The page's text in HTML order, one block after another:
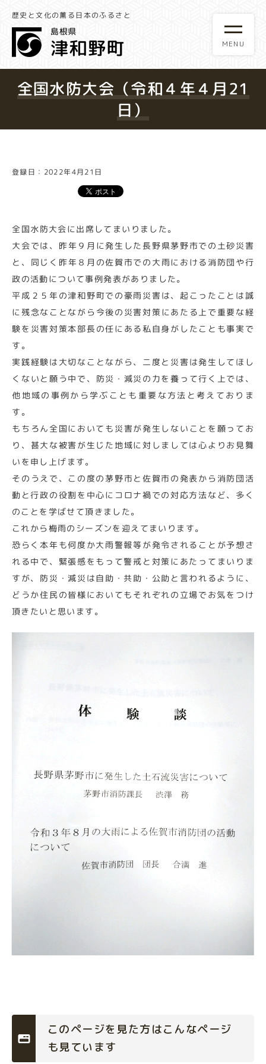
歴史と文化の薫る日本のふるさと
全国水防大会（令和４年４月21
日）
登録日：2022年4月21日
全国水防大会に出席してまいりました。
大会では、昨年９月に発生した長野県茅野市での土砂災害
と、同じく昨年８月の佐賀市での大雨における消防団や行
政の活動について事例発表がありました。
平成２５年の津和野町での豪雨災害は、起こったことは誠
に残念なことながら今後の災害対策にあたる上で重要な経
験を災害対策本部長の任にある私自身がしたことも事実で
す。
実践経験は大切なことながら、二度と災害は発生してほし
くないと願う中で、防災・減災の力を養って行く上では、
他地域の事例から学ぶことも重要な方法と考えておりま
す。
もちろん全国においても災害が発生しないことを願ってお
り、甚大な被害が生じた地域に対しましては心よりお見舞
いを申し上げます。
そのうえで、この度の茅野市と佐賀市の発表から消防団活
動と行政の役割を中心にコロナ禍での対応方法など、多く
のことを学ばせて頂きました。
これから梅雨のシーズンを迎えてまいります。
恐らく本年も何度か大雨警報等が発令されることが予想さ
れる中で、緊張感をもって警戒と対策にあたってまいりま
すが、防災・減災は自助・共助・公助と言われるように、
どうか住民の皆様においてもそれぞれの立場でお気をつけ
頂きたいと思います。
このページを見た方はこんなページ
も見ています